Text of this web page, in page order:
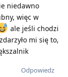
niedawno
więc w
ale jeśli chodzi
mi się to,
Odpowiedz